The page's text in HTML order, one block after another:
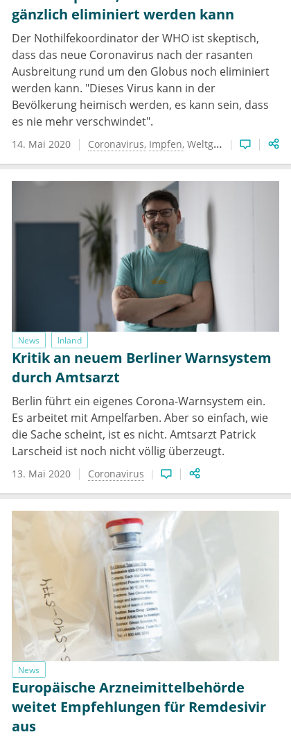
gänzlich eliminiert werden kann
Der Nothilfekoordinator der WHO ist skeptisch,
dass das neue Coronavirus nach der rasanten
Ausbreitung rund um den Globus noch eliminiert
werden kann. "Dieses Virus kann in der
Bevölkerung heimisch werden, es kann sein, dass
es nie mehr verschwindet".
14. Mai 2020 Coronavirus Impfen Weltgesundheitsorganisation
News Inland
Kritik an neuem Berliner Warnsystem
durch Amtsarzt
Berlin führt ein eigenes Corona-Warnsystem ein.
Es arbeitet mit Ampelfarben. Aber so einfach, wie
die Sache scheint, ist es nicht. Amtsarzt Patrick
Larscheid ist noch nicht völlig überzeugt.
13. Mai 2020 Coronavirus
News
Europäische Arzneimittelbehörde
weitet Empfehlungen für Remdesivir
aus